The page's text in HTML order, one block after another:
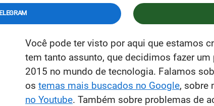
Você pode ter visto por aqui que estamos
tem tanto assunto, que decidimos fazer
2015 no mundo de tecnologia. Falamos
os temas mais buscados no Google, sobre
no Youtube. Também sobre problemas de